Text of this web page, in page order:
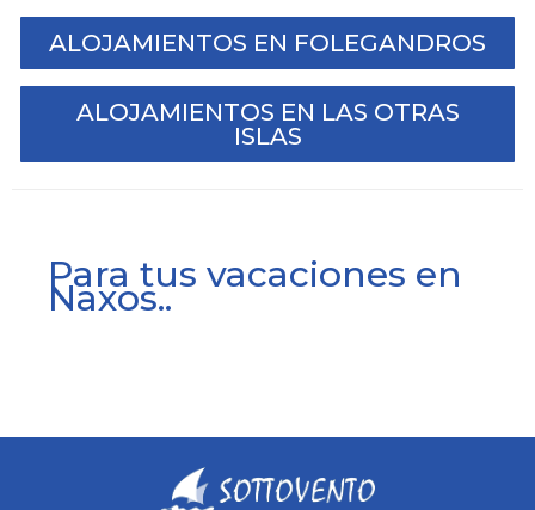
ALOJAMIENTOS EN FOLEGANDROS
ALOJAMIENTOS EN LAS OTRAS
ISLAS
Para tus vacaciones en
Naxos..